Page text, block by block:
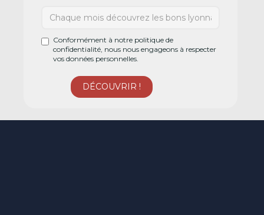
Conformément à notre politique de
confidentialité, nous nous engageons à respecter
vos données personnelles.